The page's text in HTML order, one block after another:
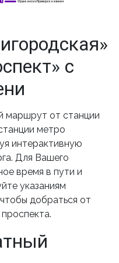
5
с
маршрут от станции
метро
интерактивную
Для Вашего
время в пути и
указаниям
добраться от